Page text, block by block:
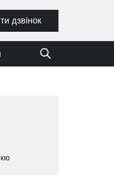
дзвінок